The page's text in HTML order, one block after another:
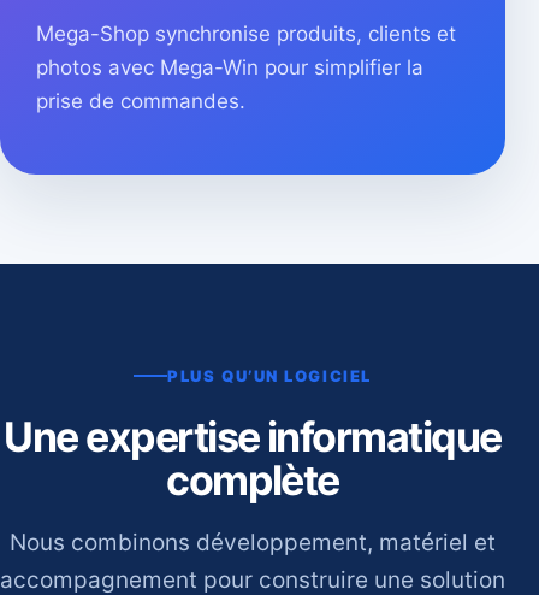
Mega-Shop synchronise produits, clients et
photos avec Mega-Win pour simplifier la
prise de commandes.
PLUS QU’UN LOGICIEL
Une expertise informatique
complète
Nous combinons développement, matériel et
accompagnement pour construire une solution